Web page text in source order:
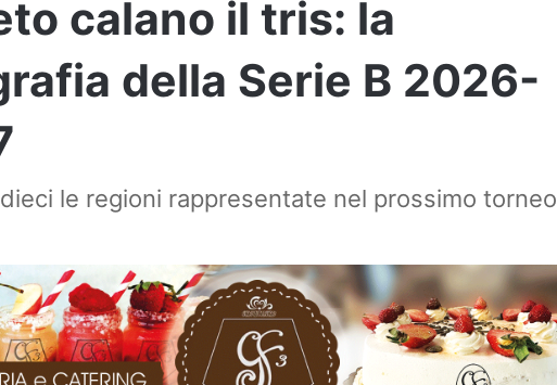
calano il tris: la
della Serie B 2026-
le regioni rappresentate nel prossimo torneo